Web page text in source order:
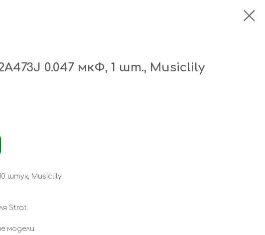
0.047 мкФ, 1 шт., Musiclily
штук, Musiclily.
Strat.
модели.